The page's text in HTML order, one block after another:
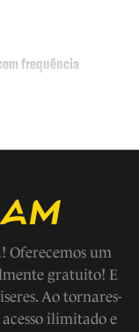
frequência
locais, a fauna e
Oferecemos um
gratuito! E
Ao tornares-
ilimitado e